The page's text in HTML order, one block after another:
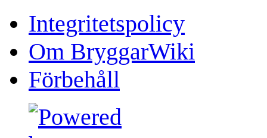
Integritetspolicy
Om BryggarWiki
Förbehåll